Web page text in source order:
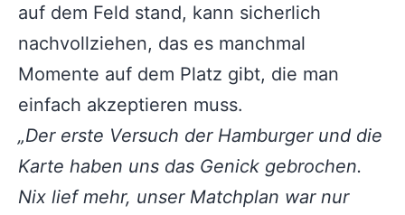
auf dem Feld stand, kann sicherlich
nachvollziehen, das es manchmal
Momente auf dem Platz gibt, die man
einfach akzeptieren muss.
„Der erste Versuch der Hamburger und die
Karte haben uns das Genick gebrochen.
Nix lief mehr, unser Matchplan war nur